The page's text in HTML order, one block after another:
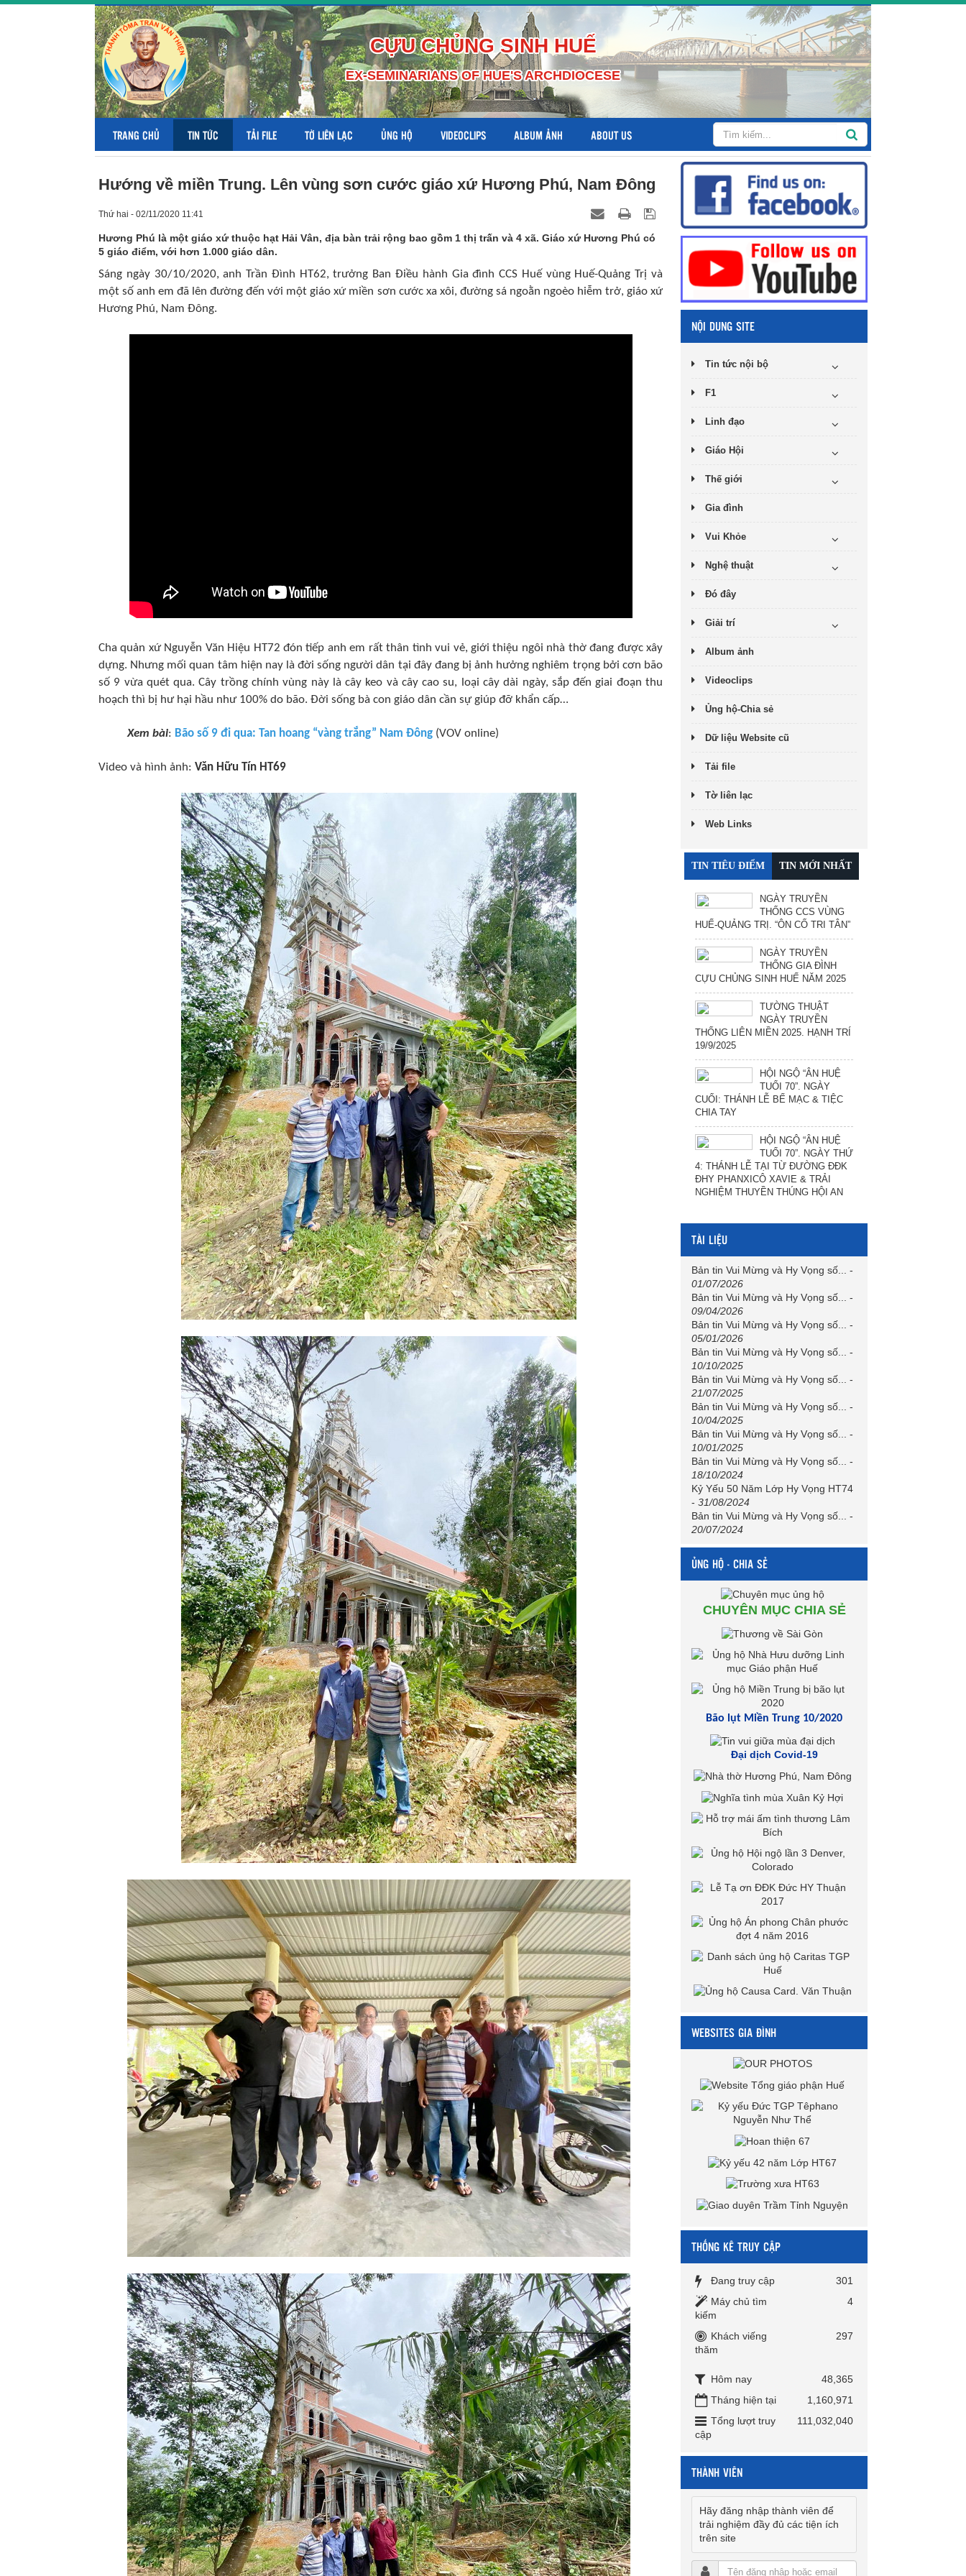
CỰU CHỦNG SINH HUẾ
EX-SEMINARIANS OF HUE'S ARCHDIOCESE
TRANG CHỦ TIN TỨC TẢI FILE TỜ LIÊN LẠC ỦNG HỘ VIDEOCLIPS ALBUM ẢNH ABOUT US
Hướng về miền Trung. Lên vùng sơn cước giáo xứ Hương Phú, Nam Đông
Thứ hai - 02/11/2020 11:41
Hương Phú là một giáo xứ thuộc hạt Hải Vân, địa bàn trải rộng bao gồm 1 thị trấn và 4 xã. Giáo xứ Hương Phú có
5 giáo điểm, với hơn 1.000 giáo dân.
Sáng ngày 30/10/2020, anh Trần Đình HT62, trưởng Ban Điều hành Gia đình CCS Huế vùng Huế-Quảng Trị và
một số anh em đã lên đường đến với một giáo xứ miền sơn cước xa xôi, đường sá ngoằn ngoèo hiễm trở, giáo xứ
Hương Phú, Nam Đông.
Cha quản xứ Nguyễn Văn Hiệu HT72 đón tiếp anh em rất thân tình vui vẻ, giới thiệu ngôi nhà thờ đang được xây
dựng. Nhưng mối quan tâm hiện nay là đời sống người dân tại đây đang bị ảnh hưởng nghiêm trọng bởi cơn bão
số 9 vừa quét qua. Cây trồng chính vùng này là cây keo và cây cao su, loại cây dài ngày, sắp đến giai đoạn thu
hoạch thì bị hư hại hầu như 100% do bão. Đời sống bà con giáo dân cần sự giúp đỡ khẩn cấp…
Xem bài: Bão số 9 đi qua: Tan hoang “vàng trắng” Nam Đông (VOV online)
Video và hình ảnh: Văn Hữu Tín HT69
NỘI DUNG SITE
Tin tức nội bộ
F1
Linh đạo
Giáo Hội
Thế giới
Gia đình
Vui Khỏe
Nghệ thuật
Đó đây
Giải trí
Album ảnh
Videoclips
Ủng hộ-Chia sẻ
Dữ liệu Website cũ
Tải file
Tờ liên lạc
Web Links
TIN TIÊU ĐIỂM TIN MỚI NHẤT
NGÀY TRUYỀN
THỐNG CCS VÙNG
HUẾ-QUẢNG TRỊ. “ÔN CỐ TRI TÂN”
NGÀY TRUYỀN
THỐNG GIA ĐÌNH
CỰU CHỦNG SINH HUẾ NĂM 2025
TƯỜNG THUẬT
NGÀY TRUYỀN
THỐNG LIÊN MIỀN 2025. HẠNH TRÍ
19/9/2025
HỘI NGỘ “ÂN HUỆ
TUỔI 70”. NGÀY
CUỐI: THÁNH LỄ BẾ MẠC & TIỆC
CHIA TAY
HỘI NGỘ “ÂN HUỆ
TUỔI 70”. NGÀY THỨ
4: THÁNH LỄ TẠI TỪ ĐƯỜNG ĐĐK
ĐHY PHANXICÔ XAVIE & TRẢI
NGHIỆM THUYỀN THÚNG HỘI AN
TÀI LIỆU
Bản tin Vui Mừng và Hy Vọng số...
-
01/07/2026
Bản tin Vui Mừng và Hy Vọng số...
-
09/04/2026
Bản tin Vui Mừng và Hy Vọng số...
-
05/01/2026
Bản tin Vui Mừng và Hy Vọng số...
-
10/10/2025
Bản tin Vui Mừng và Hy Vọng số...
-
21/07/2025
Bản tin Vui Mừng và Hy Vọng số...
-
10/04/2025
Bản tin Vui Mừng và Hy Vọng số...
-
10/01/2025
Bản tin Vui Mừng và Hy Vọng số...
-
18/10/2024
Kỷ Yếu 50 Năm Lớp Hy Vọng HT74
- 31/08/2024
Bản tin Vui Mừng và Hy Vọng số...
-
20/07/2024
ỦNG HỘ - CHIA SẺ
CHUYÊN MỤC CHIA SẺ
Bão lụt Miền Trung 10/2020
Đại dịch Covid-19
WEBSITES GIA ĐÌNH
THỐNG KÊ TRUY CẬP
Đang truy cập
301
Máy chủ tìm
kiếm
4
Khách viếng
thăm
297
Hôm nay
48,365
Tháng hiện tại
1,160,971
Tổng lượt truy
cập
111,032,040
THÀNH VIÊN
Hãy đăng nhập thành viên để
trải nghiệm đầy đủ các tiện ích
trên site